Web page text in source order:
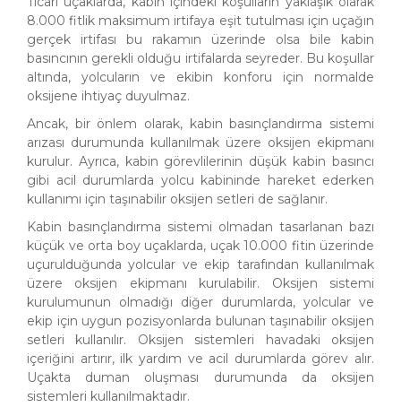
8.000 fitlik maksimum irtifaya eşit tutulması için uçağın
gerçek irtifası bu rakamın üzerinde olsa bile kabin
basıncının gerekli olduğu irtifalarda seyreder. Bu koşullar
altında, yolcuların ve ekibin konforu için normalde
oksijene ihtiyaç duyulmaz.
Ancak, bir önlem olarak, kabin basınçlandırma sistemi
arızası durumunda kullanılmak üzere oksijen ekipmanı
kurulur. Ayrıca, kabin görevlilerinin düşük kabin basıncı
gibi acil durumlarda yolcu kabininde hareket ederken
kullanımı için taşınabilir oksijen setleri de sağlanır.
Kabin basınçlandırma sistemi olmadan tasarlanan bazı
küçük ve orta boy uçaklarda, uçak 10.000 fitin üzerinde
uçurulduğunda yolcular ve ekip tarafından kullanılmak
üzere oksijen ekipmanı kurulabilir. Oksijen sistemi
kurulumunun olmadığı diğer durumlarda, yolcular ve
ekip için uygun pozisyonlarda bulunan taşınabilir oksijen
setleri kullanılır. Oksijen sistemleri havadaki oksijen
içeriğini artırır, ilk yardım ve acil durumlarda görev alır.
Uçakta duman oluşması durumunda da oksijen
sistemleri kullanılmaktadır.